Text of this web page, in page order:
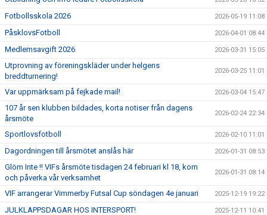
Fotbollsskola 2026 2026-05-19 11:08
PåsklovsFotboll 2026-04-01 08:44
Medlemsavgift 2026 2026-03-31 15:05
Utprovning av föreningskläder under helgens
breddturnering!
2026-03-25 11:01
Var uppmärksam på fejkade mail! 2026-03-04 15:47
107 år sen klubben bildades, korta notiser från dagens
årsmöte
2026-02-24 22:34
Sportlovsfotboll 2026-02-10 11:01
Dagordningen till årsmötet anslås här 2026-01-31 08:53
Glöm Inte !! VIFs årsmöte tisdagen 24 februari kl 18, kom
och påverka vår verksamhet
2026-01-31 08:14
VIF arrangerar Vimmerby Futsal Cup söndagen 4e januari 2025-12-19 19:22
JULKLAPPSDAGAR HOS INTERSPORT! 2025-12-11 10:41